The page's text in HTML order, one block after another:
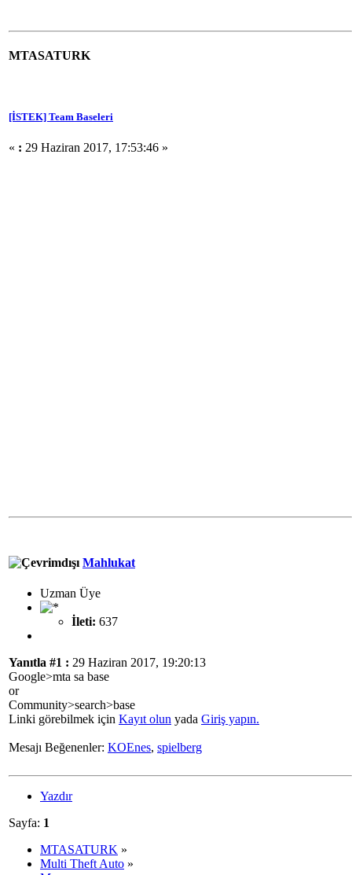
MTASATURK
[İSTEK] Team Baseleri
« : 29 Haziran 2017, 17:53:46 »
Mahlukat
Uzman Üye
İleti: 637
Yanıtla #1 : 29 Haziran 2017, 19:20:13
Google>mta sa base
or
Community>search>base
Linki görebilmek için Kayıt olun yada Giriş yapın.
Mesajı Beğenenler: KOEnes, spielberg
Yazdır
Sayfa: 1
MTASATURK »
Multi Theft Auto »